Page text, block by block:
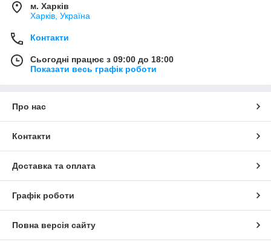
м. Харків
Харків, Україна
Контакти
Сьогодні працює з 09:00 до 18:00
Показати весь графік роботи
Про нас
Контакти
Доставка та оплата
Графік роботи
Повна версія сайту